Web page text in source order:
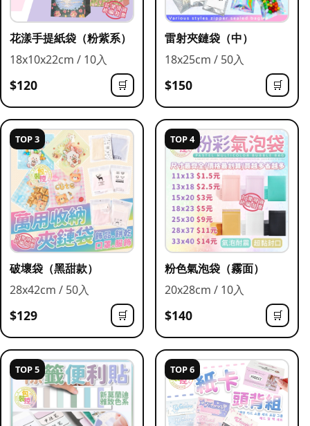
花漾手提紙袋（粉紫系）
18x10x22cm / 10入
$120 🛒
雷射夾鏈袋（中）
18x25cm / 50入
$150 🛒
TOP 3
破壞袋（黑甜款）
28x42cm / 50入
$129 🛒
TOP 4
粉色氣泡袋（霧面）
20x28cm / 10入
$140 🛒
TOP 5 TOP 6